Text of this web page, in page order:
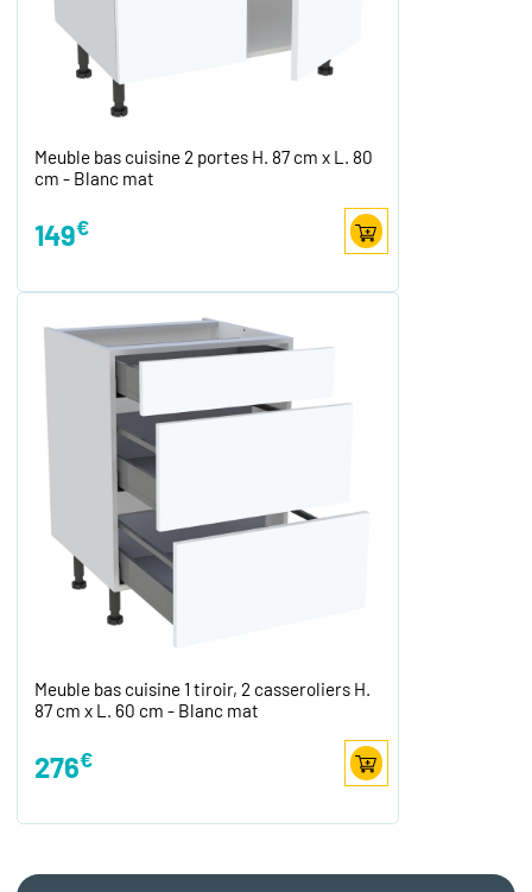
Meuble bas cuisine 2 portes H. 87 cm x L. 80
cm - Blanc mat
149€
Meuble bas cuisine 1 tiroir, 2 casseroliers H.
87 cm x L. 60 cm - Blanc mat
276€